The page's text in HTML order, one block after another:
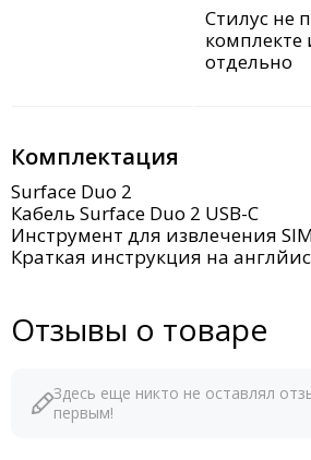
Стилус не
комплекте
отдельно
Комплектация
Surface Duo 2
Кабель Surface Duo 2 USB-C
Инструмент для извлечения
Краткая инструкция на
Отзывы о товаре
Здесь еще никто не оставлял
первым!